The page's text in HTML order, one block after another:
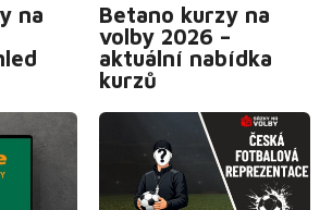
na
Betano kurzy na
volby 2026 –
aktuální nabídka
kurzů